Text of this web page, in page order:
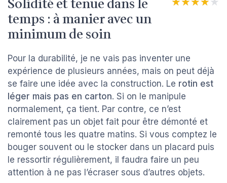
Solidité et tenue dans le
temps : à manier avec un
minimum de soin
Pour la durabilité, je ne vais pas inventer une
expérience de plusieurs années, mais on peut déjà
se faire une idée avec la construction. Le rotin est
léger mais pas en carton. Si on le manipule
normalement, ça tient. Par contre, ce n’est
clairement pas un objet fait pour être démonté et
remonté tous les quatre matins. Si vous comptez le
bouger souvent ou le stocker dans un placard puis
le ressortir régulièrement, il faudra faire un peu
attention à ne pas l’écraser sous d’autres objets.